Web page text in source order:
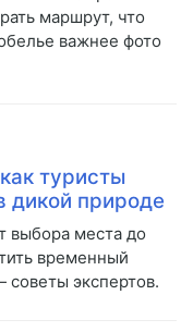
маршрут, что
важнее фото
туристы
дикой природе
выбора места до
временный
экспертов.